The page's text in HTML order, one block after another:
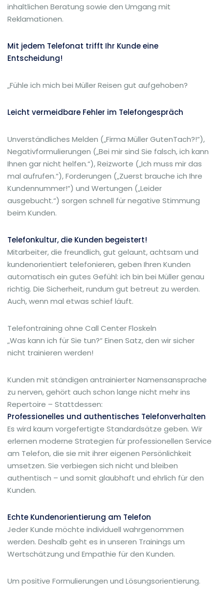
inhaltlichen Beratung sowie den Umgang mit
Reklamationen.
Mit jedem Telefonat trifft Ihr Kunde eine
Entscheidung!
„Fühle ich mich bei Müller Reisen gut aufgehoben?
Leicht vermeidbare Fehler im Telefongespräch
Unverständliches Melden („Firma Müller GutenTach?!“),
Negativformulierungen („Bei mir sind Sie falsch, ich kann
Ihnen gar nicht helfen.“), Reizworte („Ich muss mir das
mal aufrufen.“), Forderungen („Zuerst brauche ich Ihre
Kundennummer!“) und Wertungen („Leider
ausgebucht.“) sorgen schnell für negative Stimmung
beim Kunden.
Telefonkultur, die Kunden begeistert!
Mitarbeiter, die freundlich, gut gelaunt, achtsam und
kundenorientiert telefonieren, geben Ihren Kunden
automatisch ein gutes Gefühl: ich bin bei Müller genau
richtig. Die Sicherheit, rundum gut betreut zu werden.
Auch, wenn mal etwas schief läuft.
Telefontraining ohne Call Center Floskeln
„Was kann ich für Sie tun?“ Einen Satz, den wir sicher
nicht trainieren werden!
Kunden mit ständigen antrainierter Namensansprache
zu nerven, gehört auch schon lange nicht mehr ins
Repertoire – Stattdessen:
Professionelles und authentisches Telefonverhalten
Es wird kaum vorgefertigte Standardsätze geben. Wir
erlernen moderne Strategien für professionellen Service
am Telefon, die sie mit ihrer eigenen Persönlichkeit
umsetzen. Sie verbiegen sich nicht und bleiben
authentisch – und somit glaubhaft und ehrlich für den
Kunden.
Echte Kundenorientierung am Telefon
Jeder Kunde möchte individuell wahrgenommen
werden. Deshalb geht es in unseren Trainings um
Wertschätzung und Empathie für den Kunden.
Um positive Formulierungen und Lösungsorientierung.